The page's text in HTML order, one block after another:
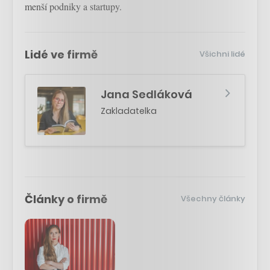
menší podniky a startupy.
Lidé ve firmě Všichni lidé
Jana Sedláková
Zakladatelka
Články o firmě Všechny články